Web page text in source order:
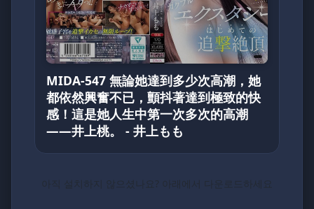
MIDA-547 無論她達到多少次高潮，她
都依然興奮不已，顫抖著達到極致的快
感！這是她人生中第一次多次的高潮
——井上桃。 - 井上もも
아직 설치하지 않으셨나요? 아래에서 다운로드하세요